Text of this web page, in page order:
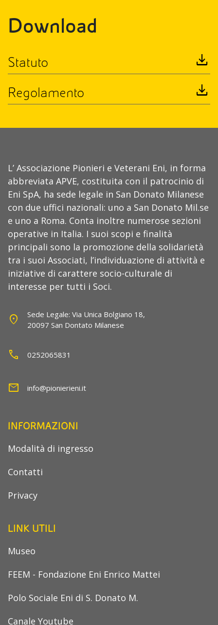
Download
Statuto download
Regolamento download
L’ Associazione Pionieri e Veterani Eni, in forma
abbreviata APVE, costituita con il patrocinio di
Eni SpA, ha sede legale in San Donato Milanese
con due uffici nazionali: uno a San Donato Mil.se
e uno a Roma. Conta inoltre numerose sezioni
operative in Italia. I suoi scopi e finalità
principali sono la promozione della solidarietà
tra i suoi Associati, l’individuazione di attività e
iniziative di carattere socio-culturale di
interesse per tutti i Soci.
location_on
Sede Legale: Via Unica Bolgiano 18,
20097 San Dontato Milanese
call 0252065831
mail info@pionierieni.it
INFORMAZIONI
Modalità di ingresso
Contatti
Privacy
LINK UTILI
Museo
FEEM - Fondazione Eni Enrico Mattei
Polo Sociale Eni di S. Donato M.
Canale Youtube